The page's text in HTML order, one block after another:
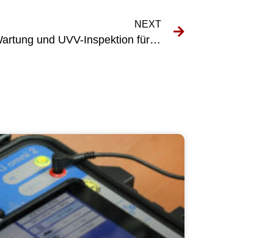
NEXT
Die Bedeutung regelmäßiger Wartung und UVV-Inspektion für die Sicherheit am Arbeitsplatz